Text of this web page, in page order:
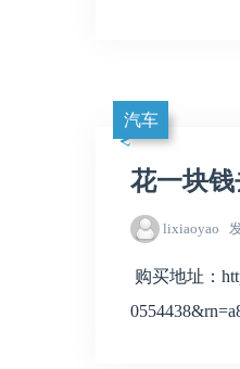
汽车
花一块
lixiaoyao
购买地址：